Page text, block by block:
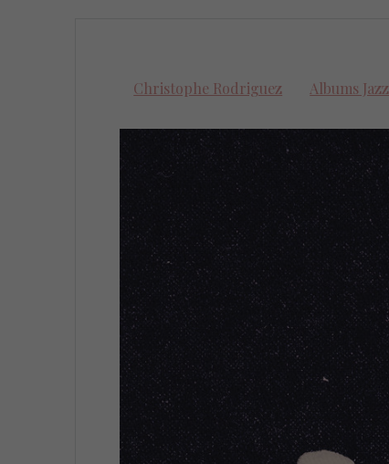
Christophe Rodriguez Albums Jazz